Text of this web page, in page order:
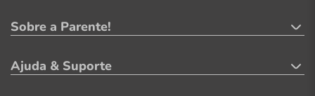
Sobre a Parente!
Ajuda & Suporte